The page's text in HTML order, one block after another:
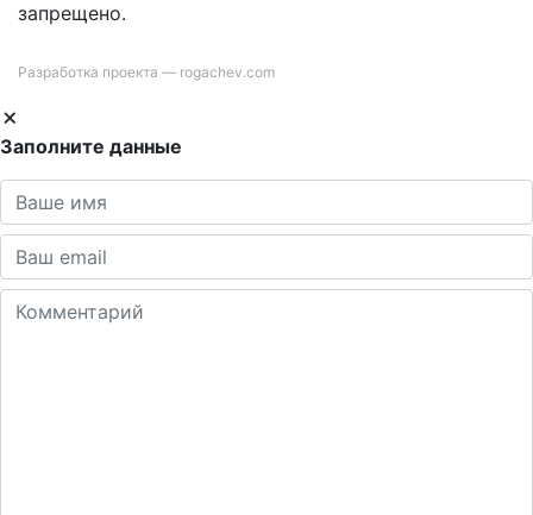
запрещено.
Разработка проекта — rogachev.com
Заполните данные